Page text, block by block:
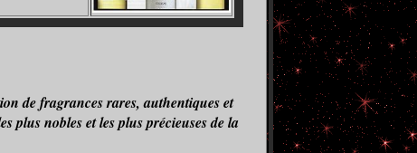
de fragrances rares, authentiques et
plus nobles et les plus précieuses de la